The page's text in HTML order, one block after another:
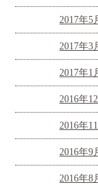
2017年5
2017年3
2017年1
2016年12
2016年11
2016年9
2016年8